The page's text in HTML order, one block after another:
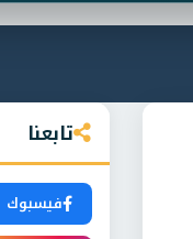
تابعنا
فيسبوك